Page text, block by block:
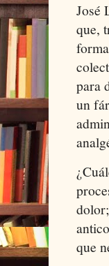
José
que,
para
un
que